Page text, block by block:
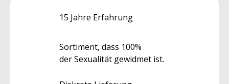
15 Jahre Erfahrung
Sortiment, dass 100%
der Sexualität gewidmet ist.